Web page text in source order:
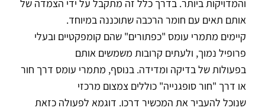
והמדויקות ביותר. בדרך כלל זה מתקבל על ידי הצמדה של
אותם תאים עם חומר הרכבה שתוכננה במיוחד.
קיימים מתמרי עומס "כפתורים" שהם קומפקטיים ובעלי
פרופיל נמוך, ולעתים קרובות משמשים אותם
בפעולות של בדיקה ומדידה. בנוסף, מתמרי עומס דרך חור
או דרך "חור סופגנייה" כוללים צמצום מרכזי
שנוכל להעביר את המכשיר דרכו. דוגמא לפעולה כזאת